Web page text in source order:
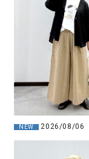
NEW 2026/08/06